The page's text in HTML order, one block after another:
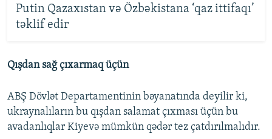
Putin Qazaxıstan və Özbəkistana ‘qaz ittifaqı’
təklif edir
Qışdan sağ çıxarmaq üçün
ABŞ Dövlət Departamentinin bəyanatında deyilir ki,
ukraynalıların bu qışdan salamat çıxması üçün bu
avadanlıqlar Kiyevə mümkün qədər tez çatdırılmalıdır.